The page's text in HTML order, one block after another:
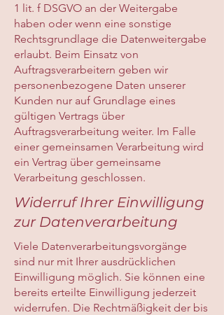
1 lit. f DSGVO an der Weitergabe
haben oder wenn eine sonstige
Rechtsgrundlage die Datenweitergabe
erlaubt. Beim Einsatz von
Auftragsverarbeitern geben wir
personenbezogene Daten unserer
Kunden nur auf Grundlage eines
gültigen Vertrags über
Auftragsverarbeitung weiter. Im Falle
einer gemeinsamen Verarbeitung wird
ein Vertrag über gemeinsame
Verarbeitung geschlossen.
Widerruf Ihrer Einwilligung
zur Datenverarbeitung
Viele Datenverarbeitungsvorgänge
sind nur mit Ihrer ausdrücklichen
Einwilligung möglich. Sie können eine
bereits erteilte Einwilligung jederzeit
widerrufen. Die Rechtmäßigkeit der bis